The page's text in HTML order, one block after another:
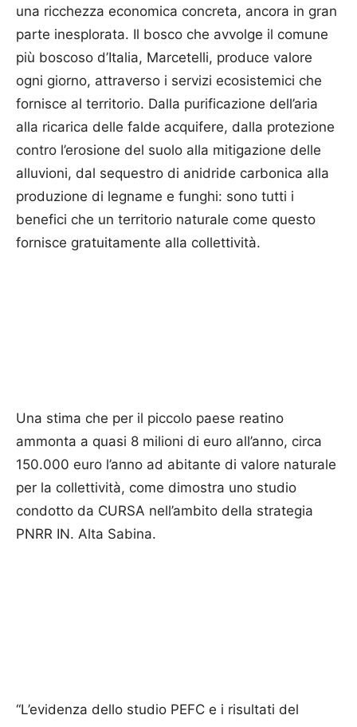
una ricchezza economica concreta, ancora in gran
parte inesplorata. Il bosco che avvolge il comune
più boscoso d’Italia, Marcetelli, produce valore
ogni giorno, attraverso i servizi ecosistemici che
fornisce al territorio. Dalla purificazione dell’aria
alla ricarica delle falde acquifere, dalla protezione
contro l’erosione del suolo alla mitigazione delle
alluvioni, dal sequestro di anidride carbonica alla
produzione di legname e funghi: sono tutti i
benefici che un territorio naturale come questo
fornisce gratuitamente alla collettività.
Una stima che per il piccolo paese reatino
ammonta a quasi 8 milioni di euro all’anno, circa
150.000 euro l’anno ad abitante di valore naturale
per la collettività, come dimostra uno studio
condotto da CURSA nell’ambito della strategia
PNRR IN. Alta Sabina.
“L’evidenza dello studio PEFC e i risultati del